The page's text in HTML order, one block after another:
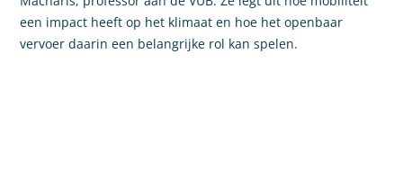
een impact heeft op het klimaat en hoe het openbaar
vervoer daarin een belangrijke rol kan spelen.